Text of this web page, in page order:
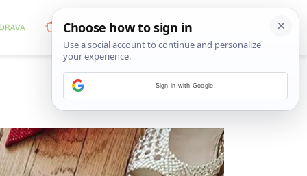
Sign in with Google